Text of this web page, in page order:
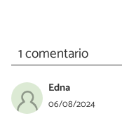
1 comentario
Edna
06/08/2024